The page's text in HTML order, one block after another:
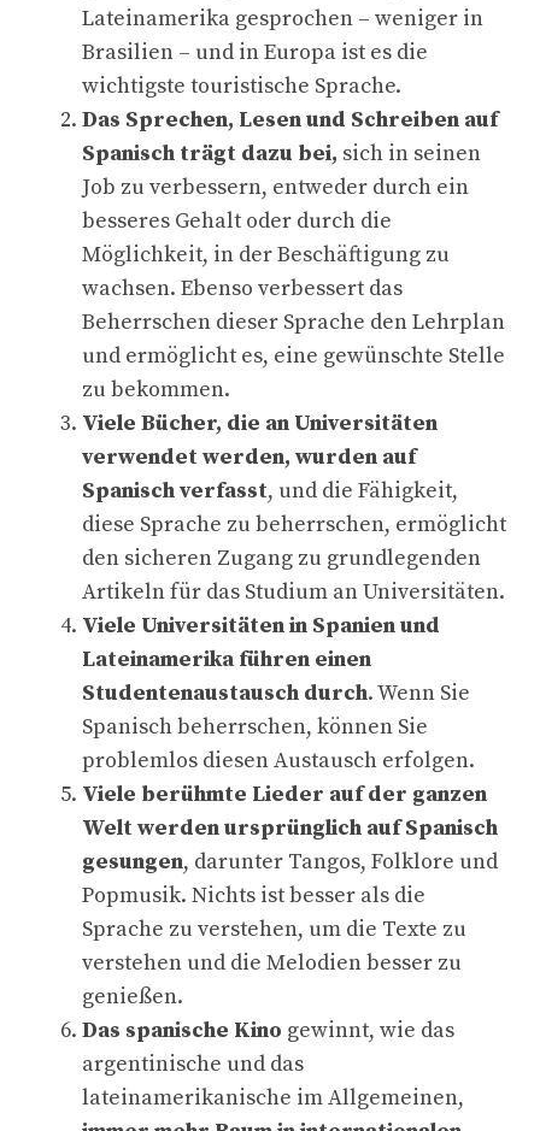
Lateinamerika gesprochen – weniger in
Brasilien – und in Europa ist es die
wichtigste touristische Sprache.
Das Sprechen, Lesen und Schreiben auf
Spanisch trägt dazu bei, sich in seinen
Job zu verbessern, entweder durch ein
besseres Gehalt oder durch die
Möglichkeit, in der Beschäftigung zu
wachsen. Ebenso verbessert das
Beherrschen dieser Sprache den Lehrplan
und ermöglicht es, eine gewünschte Stelle
zu bekommen.
Viele Bücher, die an Universitäten
verwendet werden, wurden auf
Spanisch verfasst, und die Fähigkeit,
diese Sprache zu beherrschen, ermöglicht
den sicheren Zugang zu grundlegenden
Artikeln für das Studium an Universitäten.
Viele Universitäten in Spanien und
Lateinamerika führen einen
Studentenaustausch durch. Wenn Sie
Spanisch beherrschen, können Sie
problemlos diesen Austausch erfolgen.
Viele berühmte Lieder auf der ganzen
Welt werden ursprünglich auf Spanisch
gesungen, darunter Tangos, Folklore und
Popmusik. Nichts ist besser als die
Sprache zu verstehen, um die Texte zu
verstehen und die Melodien besser zu
genießen.
Das spanische Kino gewinnt, wie das
argentinische und das
lateinamerikanische im Allgemeinen,